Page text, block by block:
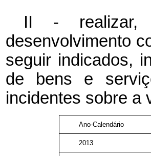
II - realizar,
desenvolvimento
seguir indicados,
de bens e
incidentes sobre a
Ano-Calendário
2013